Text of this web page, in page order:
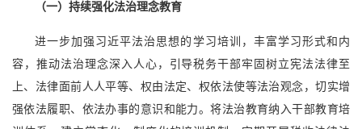
（一）持续强化法治理念教育
进一步加强习近平法治思想的学习培训，丰富学习形式和内
容，推动法治理念深入人心，引导税务干部牢固树立宪法法律至
上、法律面前人人平等、权由法定、权依法使等法治观念，切实增
强依法履职、依法办事的意识和能力。将法治教育纳入干部教育培